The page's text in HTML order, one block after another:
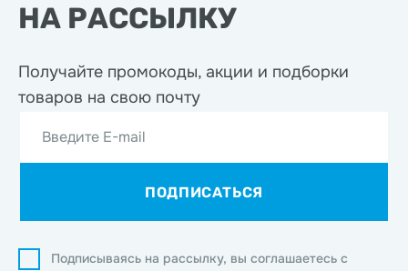
НА РАССЫЛКУ
Получайте промокоды, акции и подборки
товаров на свою почту
Введите E-mail
ПОДПИСАТЬСЯ
Подписываясь на рассылку, вы соглашаетесь с